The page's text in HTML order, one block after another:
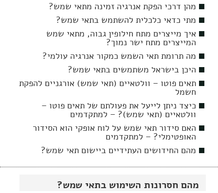
מהם חסרונות השימוש בתאי שמש?
מהן דרכי הפקת אנרגיה זמינה מתאי שמש?
מתי כדאי כלכלית להשתמש בתאי שמש?
איך מייצרים מתח חילופין גבוה, מתאי שמש
המייצרים מתח ישר נמוך?
מה תרומת תאי השמש כמקור אנרגיה עולמי?
היכן בישראל משתמשים בתאי שמש?
תאים פוטו – וולטאיים (תאי שמש) אורגניים להפקת
חשמל
כיצד ניתן לייעל את פעולתם של תאים פוטו –
וולטאיים (תאי שמש)? – למתקדמים
האם סידור תאי שמש על לוח אופקי הוא הסידור
האופטימלי? – למתקדמים
מהם החידושים העתידיים ביישום תאי שמש?